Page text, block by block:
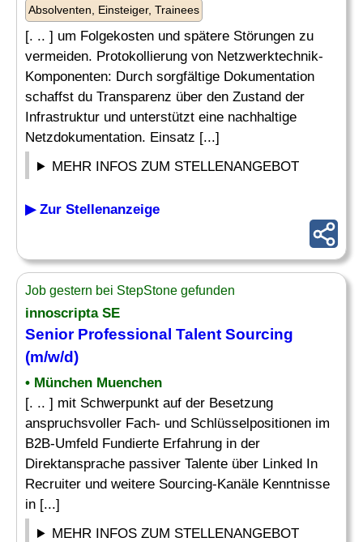
Absolventen, Einsteiger, Trainees
[. .. ] um Folgekosten und spätere Störungen zu
vermeiden. Protokollierung von Netzwerktechnik-
Komponenten: Durch sorgfältige Dokumentation
schaffst du Transparenz über den Zustand der
Infrastruktur und unterstützt eine nachhaltige
Netzdokumentation. Einsatz [...]
MEHR INFOS ZUM STELLENANGEBOT
▶ Zur Stellenanzeige
Job gestern bei StepStone gefunden
innoscripta SE
Senior Professional Talent Sourcing
(m/w/d)
• München Muenchen
[. .. ] mit Schwerpunkt auf der Besetzung
anspruchsvoller Fach- und Schlüsselpositionen im
B2B-Umfeld Fundierte Erfahrung in der
Direktansprache passiver Talente über Linked In
Recruiter und weitere Sourcing-Kanäle Kenntnisse
in [...]
MEHR INFOS ZUM STELLENANGEBOT